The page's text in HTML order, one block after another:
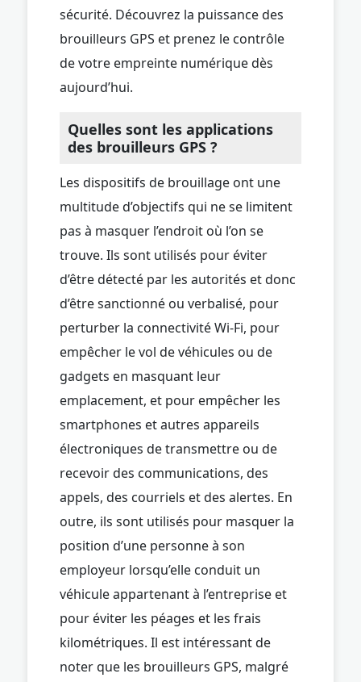
sécurité. Découvrez la puissance des
brouilleurs GPS et prenez le contrôle
de votre empreinte numérique dès
aujourd’hui.
Quelles sont les applications
des brouilleurs GPS ?
Les dispositifs de brouillage ont une
multitude d’objectifs qui ne se limitent
pas à masquer l’endroit où l’on se
trouve. Ils sont utilisés pour éviter
d’être détecté par les autorités et donc
d’être sanctionné ou verbalisé, pour
perturber la connectivité Wi-Fi, pour
empêcher le vol de véhicules ou de
gadgets en masquant leur
emplacement, et pour empêcher les
smartphones et autres appareils
électroniques de transmettre ou de
recevoir des communications, des
appels, des courriels et des alertes. En
outre, ils sont utilisés pour masquer la
position d’une personne à son
employeur lorsqu’elle conduit un
véhicule appartenant à l’entreprise et
pour éviter les péages et les frais
kilométriques. Il est intéressant de
noter que les brouilleurs GPS, malgré